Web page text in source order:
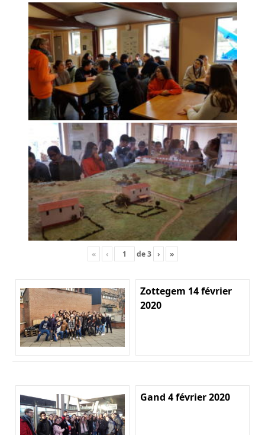
« ‹ de3 › »
Zottegem 14 février
2020
Gand 4 février 2020